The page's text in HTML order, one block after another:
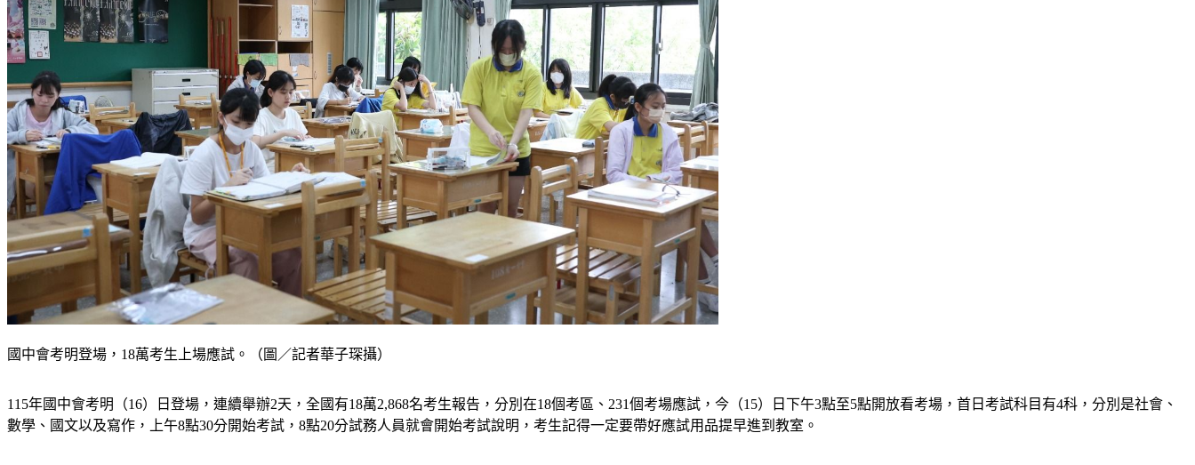
國中會考明登場，18萬考生上場應試。（圖／記者華子琛攝）
115年國中會考明（16）日登場，連續舉辦2天，全國有18萬2,868名考生報告，分別在18個考區、231個考場應試，今（15）日下午3點至5點開放看考場，首日考試科目有4科，分別是社會、
數學、國文以及寫作，上午8點30分開始考試，8點20分試務人員就會開始考試說明，考生記得一定要帶好應試用品提早進到教室。